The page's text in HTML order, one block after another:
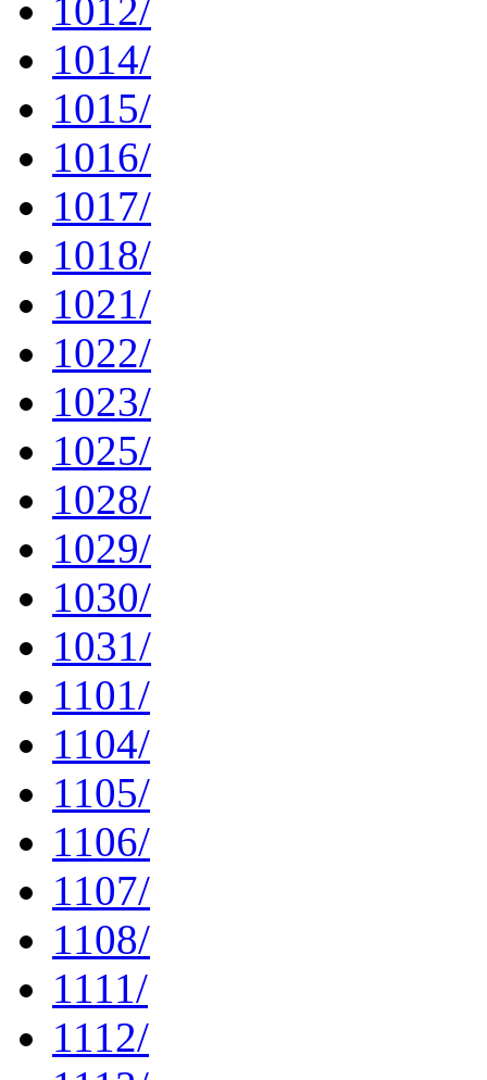
1012/
1014/
1015/
1016/
1017/
1018/
1021/
1022/
1023/
1025/
1028/
1029/
1030/
1031/
1101/
1104/
1105/
1106/
1107/
1108/
1111/
1112/